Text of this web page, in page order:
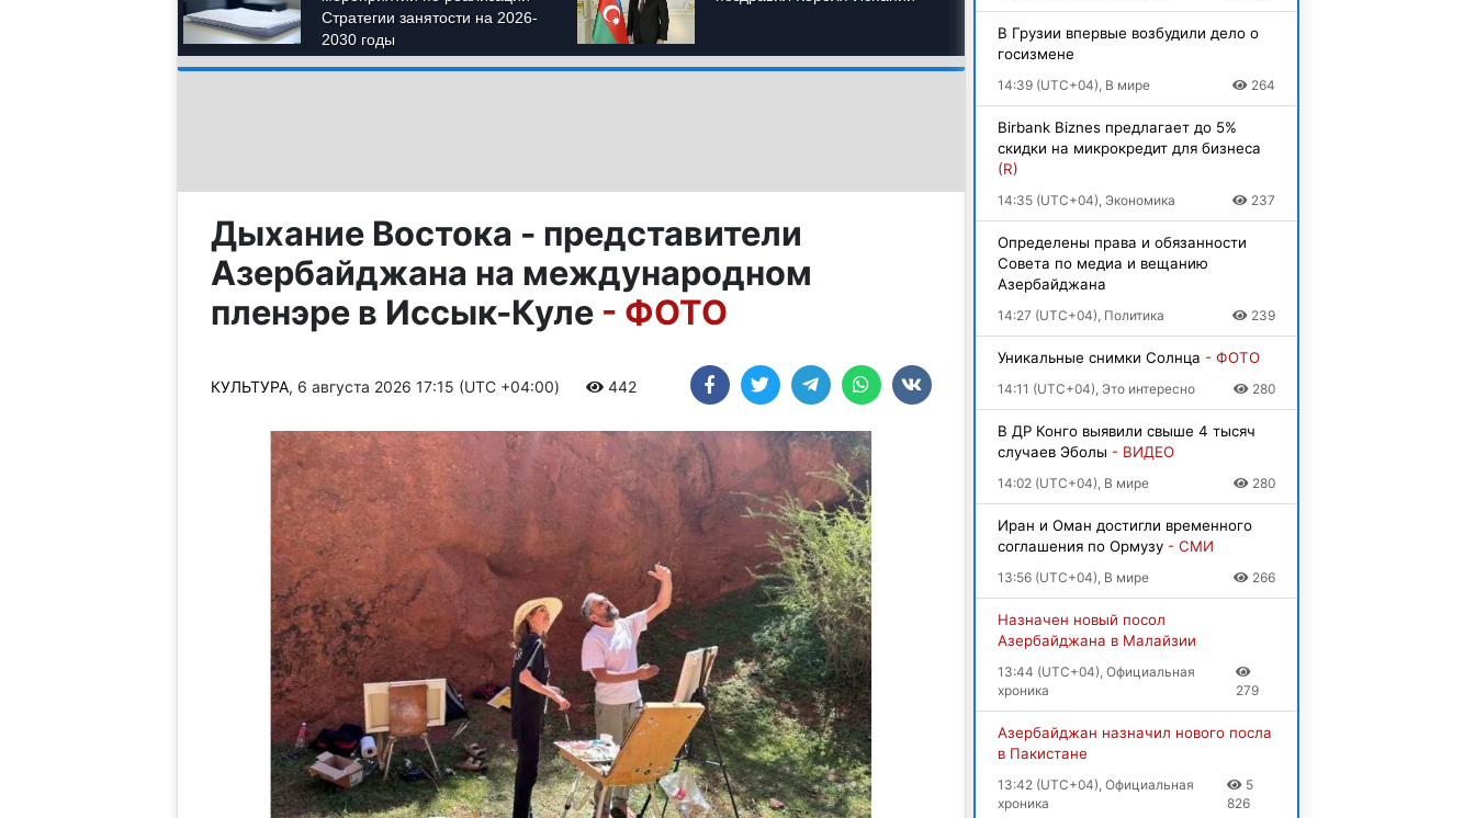
Дыхание Востока - представители
Азербайджана на международном
пленэре в Иссык-Куле - ФОТО
КУЛЬТУРА, 6 августа 2026 17:15 (UTC +04:00) 442
В Грузии впервые возбудили дело о
госизмене
14:39 (UTC+04), В мире 264
Birbank Biznes предлагает до 5%
скидки на микрокредит для бизнеса
(R)
14:35 (UTC+04), Экономика 237
Определены права и обязанности
Совета по медиа и вещанию
Азербайджана
14:27 (UTC+04), Политика 239
Уникальные снимки Солнца - ФОТО
14:11 (UTC+04), Это интересно 280
В ДР Конго выявили свыше 4 тысяч
случаев Эболы - ВИДЕО
14:02 (UTC+04), В мире 280
Иран и Оман достигли временного
соглашения по Ормузу - СМИ
13:56 (UTC+04), В мире 266
Назначен новый посол
Азербайджана в Малайзии
13:44 (UTC+04), Официальная
хроника
279
Азербайджан назначил нового посла
в Пакистане
13:42 (UTC+04), Официальная
хроника
5
826